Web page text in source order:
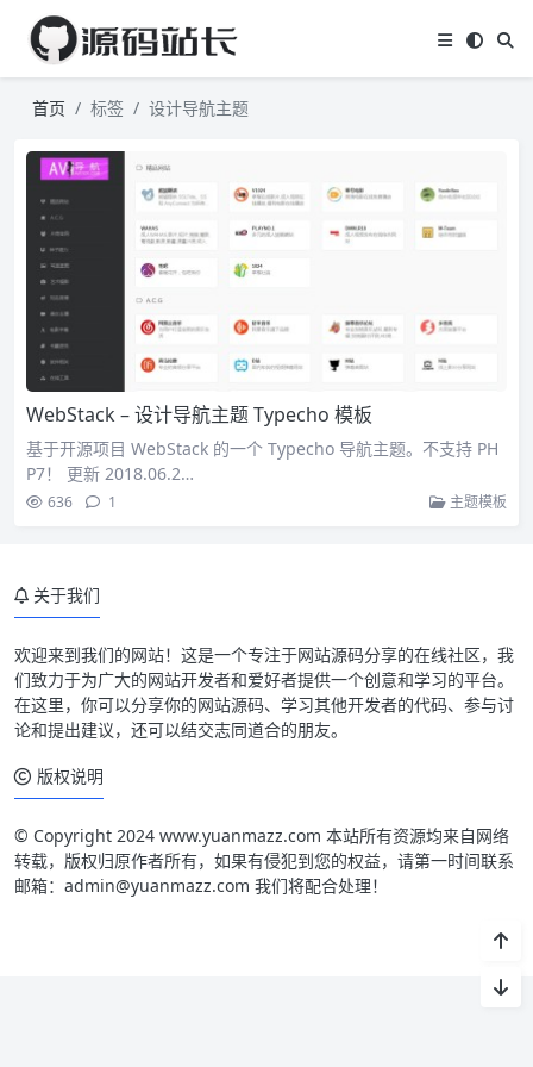
首页 标签 设计导航主题
WebStack – 设计导航主题 Typecho 模板
基于开源项目 WebStack 的一个 Typecho 导航主题。不支持 PH
P7！ 更新 2018.06.2…
636 1 主题模板
关于我们
欢迎来到我们的网站！这是一个专注于网站源码分享的在线社区，我
们致力于为广大的网站开发者和爱好者提供一个创意和学习的平台。
在这里，你可以分享你的网站源码、学习其他开发者的代码、参与讨
论和提出建议，还可以结交志同道合的朋友。
版权说明
© Copyright 2024 www.yuanmazz.com 本站所有资源均来自网络
转载，版权归原作者所有，如果有侵犯到您的权益，请第一时间联系
邮箱：admin@yuanmazz.com 我们将配合处理！